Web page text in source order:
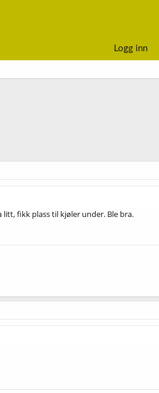
Logg inn
fikk plass til kjøler under. Ble bra.